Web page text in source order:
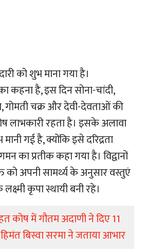
को शुभ माना गया है।
कहना है, इस दिन सोना-चांदी,
गोमती चक्र और देवी-देवताओं की
लाभकारी रहता है। इसके अलावा
गई है, क्योंकि इसे दरिद्रता
का प्रतीक कहा गया है। विद्वानों
को अपनी सामर्थ्य के अनुसार वस्तुएं
कृपा स्थायी बनी रहे।
कोष में गौतम अदाणी ने दिए 11
बिस्वा सरमा ने जताया आभार